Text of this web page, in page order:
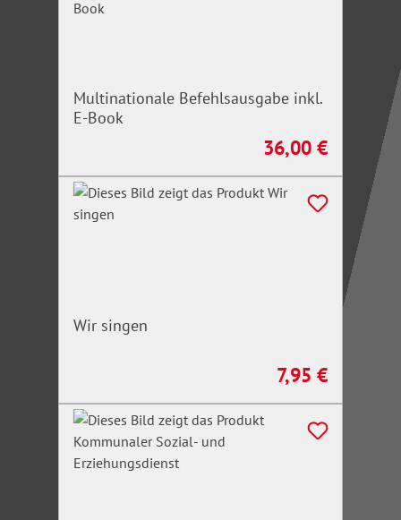
den Aushangpflichtigen.
Multinationale Befehlsausgabe inkl.
E-Book
Regulärer Preis:
36,00 €
Wir singen
Regulärer Preis:
7,95 €